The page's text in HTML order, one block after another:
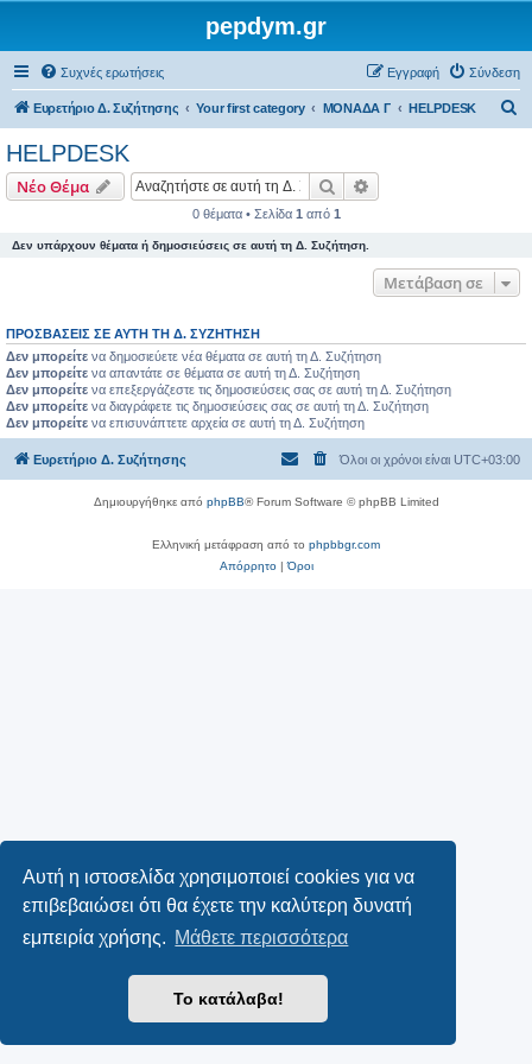
Αυτή η ιστοσελίδα χρησιμοποιεί cookies για να
επιβεβαιώσει ότι θα έχετε την καλύτερη δυνατή
εμπειρία χρήσης. Μάθετε περισσότερα
Το κατάλαβα!
pepdym.gr
Συχνές ερωτήσεις Σύνδεση
Εγγραφή
Ευρετήριο Δ. Συζήτησης Your first category ΜΟΝΑΔΑ Γ HELPDESK
HELPDESK
Νέο Θέμα Αναζήτηση
0 θέματα • Σελίδα 1 από 1
Δεν υπάρχουν θέματα ή δημοσιεύσεις σε αυτή τη Δ. Συζήτηση.
Μετάβαση σε
ΠΡΟΣΒΆΣΕΙΣ ΣΕ ΑΥΤΉ ΤΗ Δ. ΣΥΖΉΤΗΣΗ
Δεν μπορείτε να δημοσιεύετε νέα θέματα σε αυτή τη Δ. Συζήτηση
Δεν μπορείτε να απαντάτε σε θέματα σε αυτή τη Δ. Συζήτηση
Δεν μπορείτε να επεξεργάζεστε τις δημοσιεύσεις σας σε αυτή τη Δ. Συζήτηση
Δεν μπορείτε να διαγράφετε τις δημοσιεύσεις σας σε αυτή τη Δ. Συζήτηση
Δεν μπορείτε να επισυνάπτετε αρχεία σε αυτή τη Δ. Συζήτηση
Ευρετήριο Δ. Συζήτησης Όλοι οι χρόνοι είναι UTC+03:00
Δημιουργήθηκε από phpBB® Forum Software © phpBB Limited
Ελληνική μετάφραση από το phpbbgr.com
Απόρρητο|Όροι